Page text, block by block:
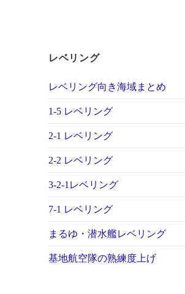
レベリング
レベリング向き海域まとめ
1-5 レベリング
2-1 レベリング
2-2 レベリング
3-2-1レベリング
7-1 レベリング
まるゆ・潜水艦レベリング
基地航空隊の熟練度上げ